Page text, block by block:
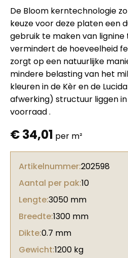
De Bloom kerntechnologie
keuze voor deze platen een
gebruik te maken van
vermindert de hoeveelheid
zorgt op een natuurlijke
mindere belasting van het
kleuren in de Kèr en de
afwerking) structuur liggen
voorraad .
€34,01 per m²
Artikelnummer:202598
Aantal per pak:10
Lengte:3050 mm
Breedte:1300 mm
Dikte:0.7 mm
Gewicht:1200 kg